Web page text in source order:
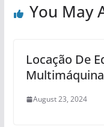
You May
Locação De
August 23, 2024